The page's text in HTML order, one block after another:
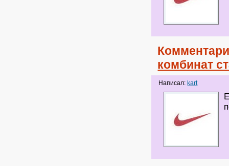
комбинат
Написал: kart